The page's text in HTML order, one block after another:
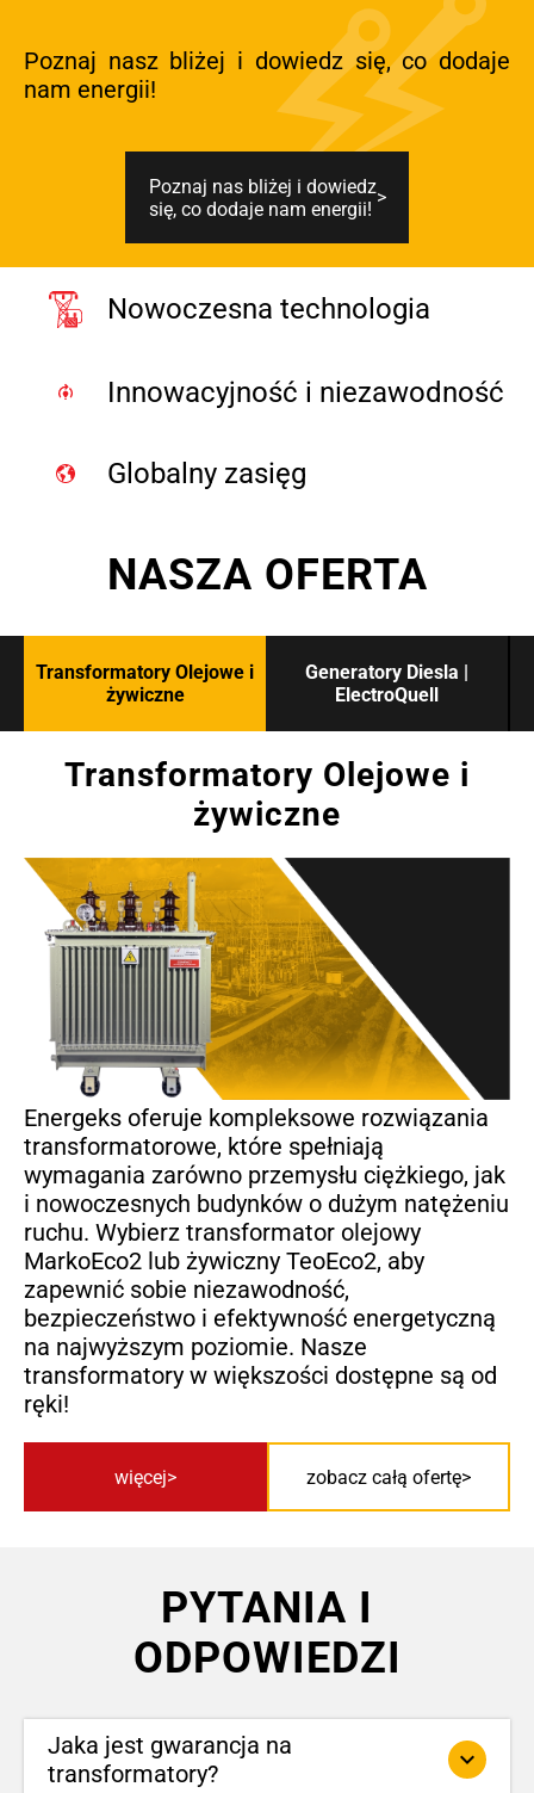
Poznaj nasz bliżej i dowiedz się, co dodaje
nam energii!
Poznaj nas bliżej i dowiedz
się, co dodaje nam energii!
Nowoczesna technologia
Innowacyjność i niezawodność
Globalny zasięg
NASZA OFERTA
Transformatory Olejowe i
żywiczne
Generatory Diesla |
ElectroQuell
Transformatory Olejowe i
żywiczne
Energeks oferuje kompleksowe rozwiązania
transformatorowe, które spełniają
wymagania zarówno przemysłu ciężkiego, jak
i nowoczesnych budynków o dużym natężeniu
ruchu. Wybierz transformator olejowy
MarkoEco2 lub żywiczny TeoEco2, aby
zapewnić sobie niezawodność,
bezpieczeństwo i efektywność energetyczną
na najwyższym poziomie. Nasze
transformatory w większości dostępne są od
ręki!
więcej zobacz całą ofertę
PYTANIA I
ODPOWIEDZI
Jaka jest gwarancja na
transformatory?
keyboard_arrow_down